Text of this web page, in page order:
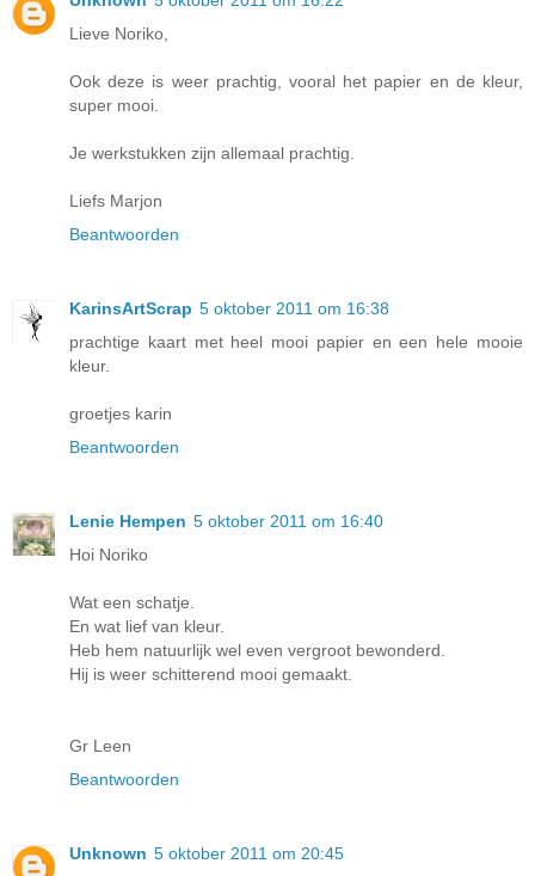
Lieve Noriko,
Ook deze is weer prachtig, vooral het papier en de kleur,
super mooi.
Je werkstukken zijn allemaal prachtig.
Liefs Marjon
Beantwoorden
KarinsArtScrap 5 oktober 2011 om 16:38
prachtige kaart met heel mooi papier en een hele mooie
kleur.
groetjes karin
Beantwoorden
Lenie Hempen 5 oktober 2011 om 16:40
Hoi Noriko
Wat een schatje.
En wat lief van kleur.
Heb hem natuurlijk wel even vergroot bewonderd.
Hij is weer schitterend mooi gemaakt.
Gr Leen
Beantwoorden
Unknown 5 oktober 2011 om 20:45